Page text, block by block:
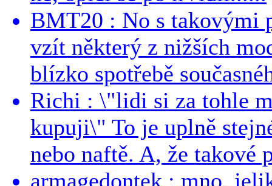
BMT20 : No s takovými
vzít některý z nižších
blízko spotřebě
Richi : \"lidi si za tohle
kupuji\" To je uplně
nebo naftě. A, že takové
armagedontek : mno,